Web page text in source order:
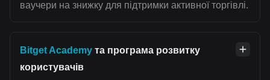
ваучери на знижку для підтримки активної торгівлі.
Bitget Academy та програма розвитку
користувачів